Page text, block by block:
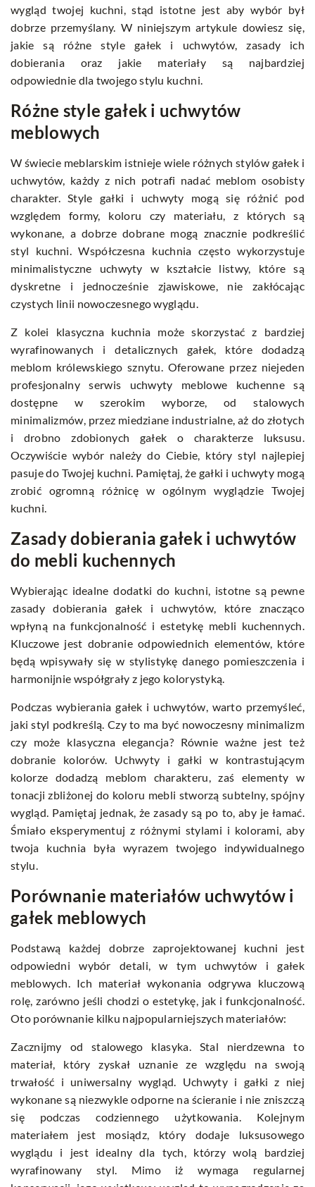
wygląd twojej kuchni, stąd istotne jest aby wybór był
dobrze przemyślany. W niniejszym artykule dowiesz się,
jakie są różne style gałek i uchwytów, zasady ich
dobierania oraz jakie materiały są najbardziej
odpowiednie dla twojego stylu kuchni.
Różne style gałek i uchwytów
meblowych
W świecie meblarskim istnieje wiele różnych stylów gałek i
uchwytów, każdy z nich potrafi nadać meblom osobisty
charakter. Style gałki i uchwyty mogą się różnić pod
względem formy, koloru czy materiału, z których są
wykonane, a dobrze dobrane mogą znacznie podkreślić
styl kuchni. Współczesna kuchnia często wykorzystuje
minimalistyczne uchwyty w kształcie listwy, które są
dyskretne i jednocześnie zjawiskowe, nie zakłócając
czystych linii nowoczesnego wyglądu.
Z kolei klasyczna kuchnia może skorzystać z bardziej
wyrafinowanych i detalicznych gałek, które dodadzą
meblom królewskiego sznytu. Oferowane przez niejeden
profesjonalny serwis uchwyty meblowe kuchennesą
dostępne w szerokim wyborze, od stalowych
minimalizmów, przez miedziane industrialne, aż do złotych
i drobno zdobionych gałek o charakterze luksusu.
Oczywiście wybór należy do Ciebie, który styl najlepiej
pasuje do Twojej kuchni. Pamiętaj, że gałki i uchwyty mogą
zrobić ogromną różnicę w ogólnym wyglądzie Twojej
kuchni.
Zasady dobierania gałek i uchwytów
do mebli kuchennych
Wybierając idealne dodatki do kuchni, istotne są pewne
zasady dobierania gałek i uchwytów, które znacząco
wpłyną na funkcjonalność i estetykę mebli kuchennych.
Kluczowe jest dobranie odpowiednich elementów, które
będą wpisywały się w stylistykę danego pomieszczenia i
harmonijnie współgrały z jego kolorystyką.
Podczas wybierania gałek i uchwytów, warto przemyśleć,
jaki styl podkreślą. Czy to ma być nowoczesny minimalizm
czy może klasyczna elegancja? Równie ważne jest też
dobranie kolorów. Uchwyty i gałki w kontrastującym
kolorze dodadzą meblom charakteru, zaś elementy w
tonacji zbliżonej do koloru mebli stworzą subtelny, spójny
wygląd. Pamiętaj jednak, że zasady są po to, aby je łamać.
Śmiało eksperymentuj z różnymi stylami i kolorami, aby
twoja kuchnia była wyrazem twojego indywidualnego
stylu.
Porównanie materiałów uchwytów i
gałek meblowych
Podstawą każdej dobrze zaprojektowanej kuchni jest
odpowiedni wybór detali, w tym uchwytów i gałek
meblowych. Ich materiał wykonania odgrywa kluczową
rolę, zarówno jeśli chodzi o estetykę, jak i funkcjonalność.
Oto porównanie kilku najpopularniejszych materiałów:
Zacznijmy od stalowego klasyka. Stal nierdzewna to
materiał, który zyskał uznanie ze względu na swoją
trwałość i uniwersalny wygląd. Uchwyty i gałki z niej
wykonane są niezwykle odporne na ścieranie i nie zniszczą
się podczas codziennego użytkowania. Kolejnym
materiałem jest mosiądz, który dodaje luksusowego
wyglądu i jest idealny dla tych, którzy wolą bardziej
wyrafinowany styl. Mimo iż wymaga regularnej